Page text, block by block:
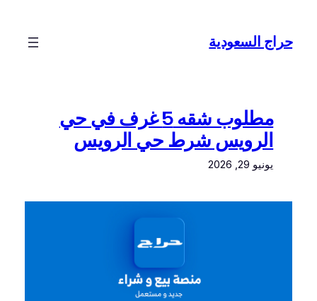
المحتوى
حراج السعودية
مطلوب شقه 5 غرف في حي
الرويس شرط حي الرويس
يونيو 29, 2026